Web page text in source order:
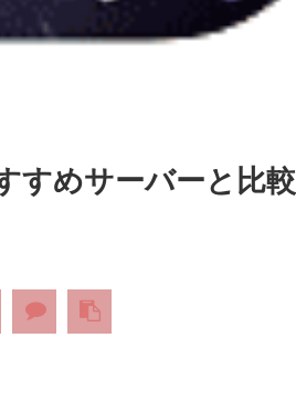
すめサーバーと比較